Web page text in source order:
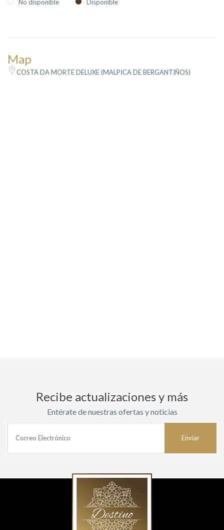
No disponible Disponible
Map
COSTA DA MORTE DELUXE (MALPICA DE BERGANTIÑOS)
Recibe actualizaciones y más
Entérate de nuestras ofertas y noticias